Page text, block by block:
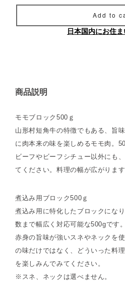
Add to
日本国内にお住
商品説明
モモブロック500ｇ
山形村短角牛の特徴でもある、旨
に肉本来の味を楽しめるモモ肉。
ビーフやビーフシチュー以外にも
てください。料理の幅が広がります
煮込み用ブロック500ｇ
煮込み用に特化したブロックにな
数まで幅広く対応可能な500gです。
赤身の旨味が強いスネやネックを
の味だけではなく、どういった料
を楽しみんでみてください。
※スネ、ネックは選べません。